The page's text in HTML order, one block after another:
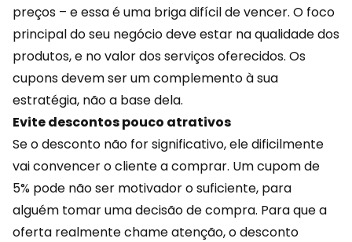
preços – e essa é uma briga difícil de vencer. O foco
principal do seu negócio deve estar na qualidade dos
produtos, e no valor dos serviços oferecidos. Os
cupons devem ser um complemento à sua
estratégia, não a base dela.
Evite descontos pouco atrativos
Se o desconto não for significativo, ele dificilmente
vai convencer o cliente a comprar. Um cupom de
5% pode não ser motivador o suficiente, para
alguém tomar uma decisão de compra. Para que a
oferta realmente chame atenção, o desconto